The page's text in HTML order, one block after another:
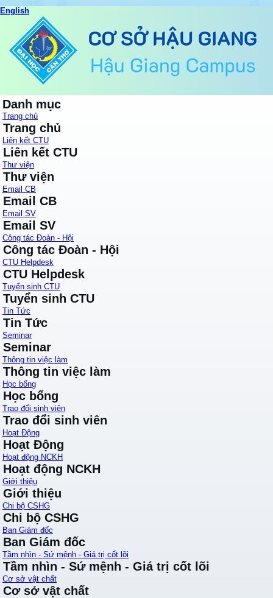
English
Danh mục
Trang chủ
Trang chủ
Liên kết CTU
Liên kết CTU
Thư viện
Thư viện
Email CB
Email CB
Email SV
Email SV
Công tác Đoàn - Hội
Công tác Đoàn - Hội
CTU Helpdesk
CTU Helpdesk
Tuyển sinh CTU
Tuyển sinh CTU
Tin Tức
Tin Tức
Seminar
Seminar
Thông tin việc làm
Thông tin việc làm
Học bổng
Học bổng
Trao đổi sinh viên
Trao đổi sinh viên
Hoạt Động
Hoạt Động
Hoạt động NCKH
Hoạt động NCKH
Giới thiệu
Giới thiệu
Chi bộ CSHG
Chi bộ CSHG
Ban Giám đốc
Ban Giám đốc
Tầm nhìn - Sứ mệnh - Giá trị cốt lõi
Tầm nhìn - Sứ mệnh - Giá trị cốt lõi
Cơ sở vật chất
Cơ sở vật chất